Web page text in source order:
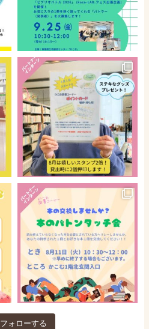
フォローする